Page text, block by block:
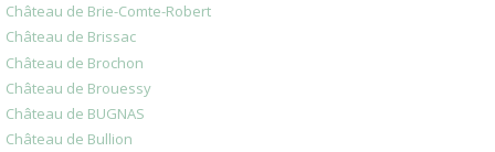
Château de Brie-Comte-Robert
Château de Brissac
Château de Brochon
Château de Brouessy
Château de BUGNAS
Château de Bullion